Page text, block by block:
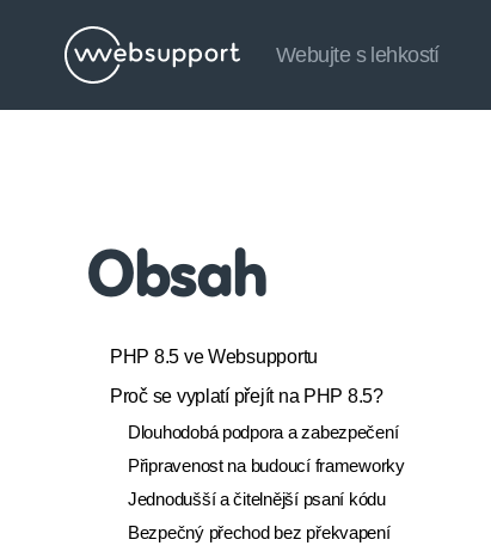
Websupport.cz
Webujte s lehkostí
Obsah
PHP 8.5 ve Websupportu
Proč se vyplatí přejít na PHP 8.5?
Dlouhodobá podpora a zabezpečení
Připravenost na budoucí frameworky
Jednodušší a čitelnější psaní kódu
Bezpečný přechod bez překvapení